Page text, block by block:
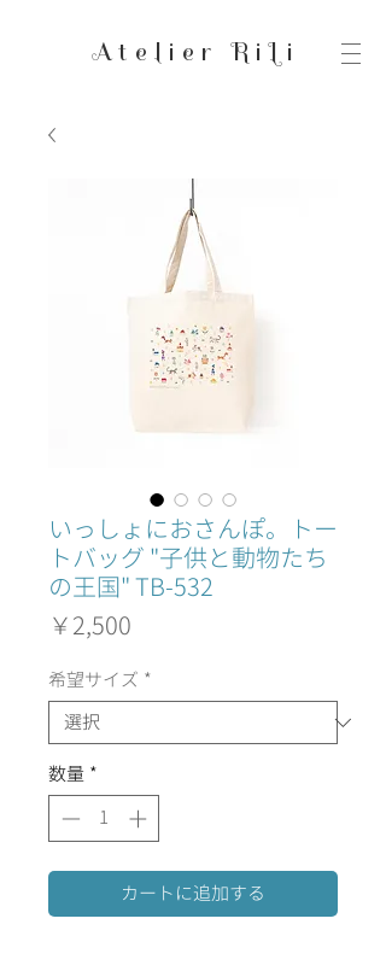
Atelier RiLi
いっしょにおさんぽ。トー
トバッグ "子供と動物たち
の王国" TB-532
￥2,500
希望サイズ *
数量 *
カートに追加する